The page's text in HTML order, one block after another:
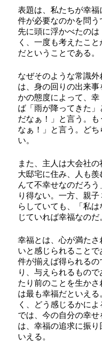
表題は、私たちが幸
件が必要なのかを問
先に頭に浮かべたの
く、一度も考えたこ
だということである。
なぜそのような常識
は、身の回りの出来
かの態度によって、幸
ば「雨が降ってきた
だなぁ！」と言う。
なぁ！」と言う。ど
い。
また、主人は大会社の
大邸宅に住み、人も
んて不幸せなのだろ
り得ない。一方、親
らしていても、「私
じていれば幸福なのだ
幸福とは、心が満た
いと感じられること
件が揃えば得られる
り、与えられるもの
たり前のことを生か
は最も幸福だといえ
く、どう感じるかに
では、今の自分の幸
は、幸福の追求に振
いえる。